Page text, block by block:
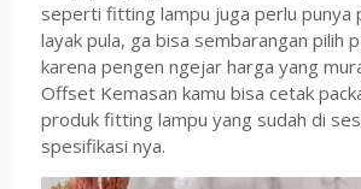
seperti fitting lampu juga perlu punya
layak pula, ga bisa sembarangan pilih
karena pengen ngejar harga yang
Offset Kemasan kamu bisa cetak
produk fitting lampu yang sudah di
spesifikasi nya.